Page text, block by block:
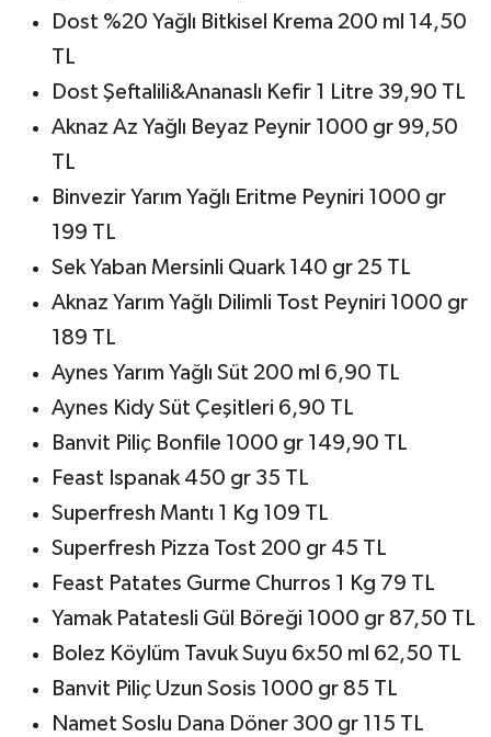
Dost %20 Yağlı Bitkisel Krema 200 ml 14,50
TL
Dost Şeftalili&Ananaslı Kefir 1 Litre 39,90 TL
Aknaz Az Yağlı Beyaz Peynir 1000 gr 99,50
TL
Binvezir Yarım Yağlı Eritme Peyniri 1000 gr
199 TL
Sek Yaban Mersinli Quark 140 gr 25 TL
Aknaz Yarım Yağlı Dilimli Tost Peyniri 1000 gr
189 TL
Aynes Yarım Yağlı Süt 200 ml 6,90 TL
Aynes Kidy Süt Çeşitleri 6,90 TL
Banvit Piliç Bonfile 1000 gr 149,90 TL
Feast Ispanak 450 gr 35 TL
Superfresh Mantı 1 Kg 109 TL
Superfresh Pizza Tost 200 gr 45 TL
Feast Patates Gurme Churros 1 Kg 79 TL
Yamak Patatesli Gül Böreği 1000 gr 87,50 TL
Bolez Köylüm Tavuk Suyu 6x50 ml 62,50 TL
Banvit Piliç Uzun Sosis 1000 gr 85 TL
Namet Soslu Dana Döner 300 gr 115 TL